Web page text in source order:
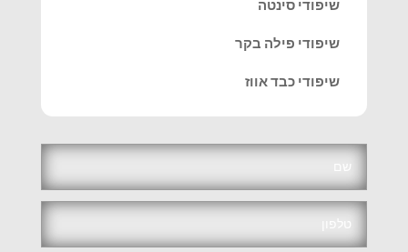
שיפודי סינטה
שיפודי פילה בקר
שיפודי כבד אווז